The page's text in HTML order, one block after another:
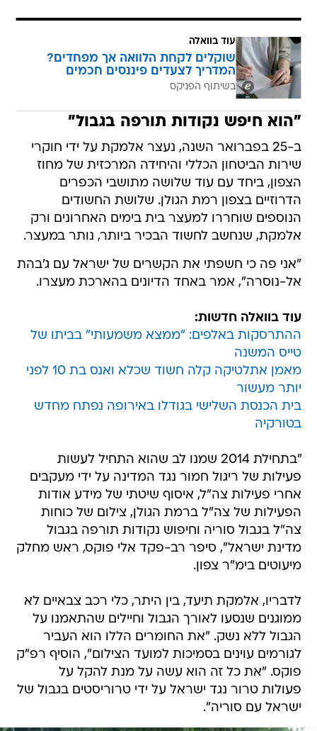
עוד בוואלה
שוקלים לקחת הלוואה אך מפחדים?
המדריך לצעדים פיננסים חכמים
בשיתוף הפניקס
"הוא חיפש נקודות תורפה בגבול"
ב-25 בפברואר השנה, נעצר אלמקת על ידי חוקרי
שירות הביטחון הכללי והיחידה המרכזית של מחוז
הצפון, ביחד עם עוד שלושה מתושבי הכפרים
הדרוזיים בצפון רמת הגולן. שלושת החשודים
הנוספים שוחררו למעצר בית בימים האחרונים ורק
אלמקת, שנחשב לחשוד הבכיר ביותר, נותר במעצר.
"אני פה כי חשפתי את הקשרים של ישראל עם ג'בהת
אל-נוסרה", אמר באחד הדיונים בהארכת מעצרו.
עוד בוואלה חדשות:
ההתרסקות באלפים: "ממצא משמעותי" בביתו של
טייס המשנה
מאמן אתלטיקה קלה חשוד שכלא ואנס בת 10 לפני
יותר מעשור
בית הכנסת השלישי בגודלו באירופה נפתח מחדש
בטורקיה
"בתחילת 2014 שמנו לב שהוא התחיל לעשות
פעילות של ריגול חמור נגד המדינה על ידי מעקבים
אחרי פעילות צה"ל, איסוף שיטתי של מידע אודות
הפעילות של צה"ל ברמת הגולן, צילום של כוחות
צה"ל בגבול סוריה וחיפוש נקודות תורפה בגבול
מדינת ישראל", סיפר רב-פקד אלי פוקס, ראש מחלק
מיעוטים בימ"ר צפון.
לדבריו, אלמקת תיעד, בין היתר, כלי רכב צבאיים לא
ממוגנים שנסעו לאורך הגבול וחיילים שהתאמנו על
הגבול ללא נשק. "את החומרים הללו הוא העביר
לגורמים עוינים בסמיכות למועד הצילום", הוסיף רפ"ק
פוקס. "את כל זה הוא עשה על מנת להקל על
פעולות טרור נגד ישראל על ידי טרוריסטים בגבול של
ישראל עם סוריה".